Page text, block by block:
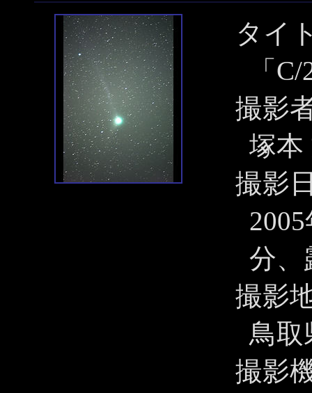
タイ
「
撮影
塚本
撮影
分、
撮影
鳥取
撮影